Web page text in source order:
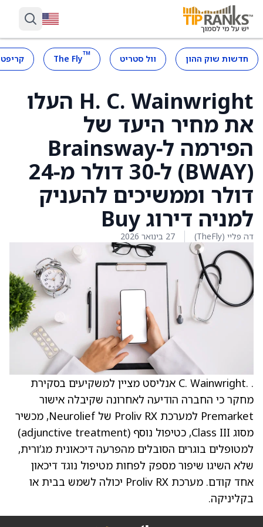
חדשות שוק ההון וול סטריט ™
The Fly
H. C. Wainwright העלו
את מחיר היעד של
הפירמה ל‑Brainsway
‏(BWAY) ל‑30 דולר מ‑24
דולר וממשיכים להעניק
למניה דירוג Buy
דה פליי (TheFly) 27 בינואר 2026
. .C. Wainwright אנליסט מציין למשקיעים בסקירת
מחקר כי החברה הודיעה לאחרונה שקיבלה אישור
Premarket למערכת Proliv RX של Neurolief, מכשיר
מסוג Class III, כטיפול נוסף (adjunctive treatment)
למטופלים בוגרים הסובלים מהפרעה דיכאונית מג’ורית,
שלא השיגו שיפור מספק לפחות מטיפול נוגד דיכאון
אחד קודם. מערכת Proliv RX יכולה לשמש בבית או
בקליניקה.